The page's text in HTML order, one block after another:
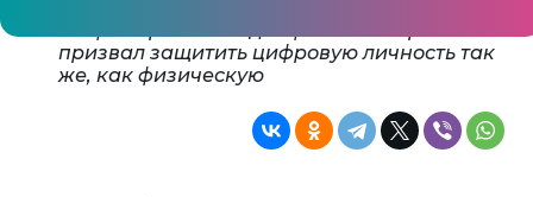
призвал защитить цифровую личность так
же, как физическую